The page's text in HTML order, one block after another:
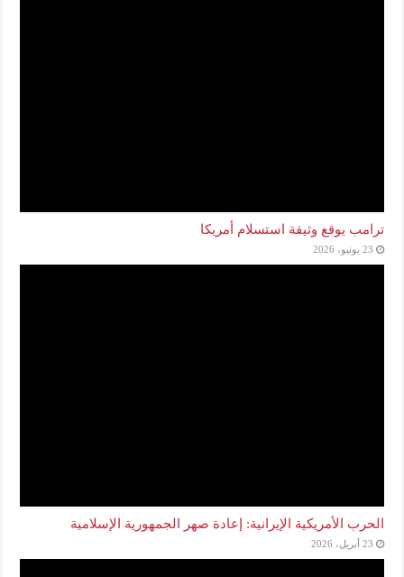
ترامب يوقع وثيقة استسلام أمريكا
23 يونيو، 2026
الحرب الأمريكية الإيرانية: إعادة صهر الجمهورية الإسلامية
23 أبريل، 2026